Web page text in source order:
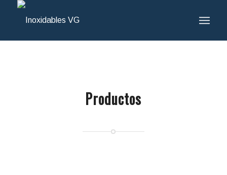
Productos